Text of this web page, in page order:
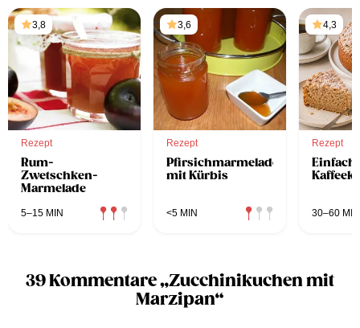
3,8
Rezept
Rum-
Zwetschken-
Marmelade
5–15 MIN
3,6
Rezept
Pfirsichmarmelade
mit Kürbis
<5 MIN
4,3
Rezept
30–60 MIN
39 Kommentare „Zucchinikuchen mit
Marzipan“